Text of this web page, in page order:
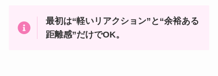
最初は“軽いリアクション”と“余裕ある
距離感”だけでOK。